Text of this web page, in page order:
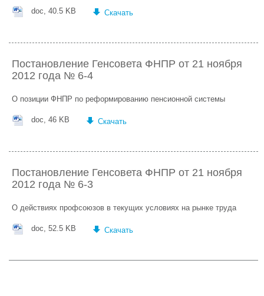
doc, 40.5 KB Скачать
Постановление Генсовета ФНПР от 21 ноября
2012 года № 6-4
О позиции ФНПР по реформированию пенсионной системы
doc, 46 KB Скачать
Постановление Генсовета ФНПР от 21 ноября
2012 года № 6-3
О действиях профсоюзов в текущих условиях на рынке труда
doc, 52.5 KB Скачать